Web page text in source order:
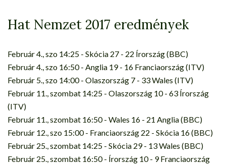
Hat Nemzet 2017 eredmények
Február 4., szo 14:25 - Skócia 27 - 22 Írország (BBC)
Február 4., szo 16:50 - Anglia 19 - 16 Franciaország (ITV)
Február 5., szo 14:00 - Olaszország 7 - 33 Wales (ITV)
Február 11., szombat 14:25 - Olaszország 10 - 63 Írország
(ITV)
Február 11., szombat 16:50 - Wales 16 - 21 Anglia (BBC)
Február 12., szo 15:00 - Franciaország 22 - Skócia 16 (BBC)
Február 25., szombat 14:25 - Skócia 29 - 13 Wales (BBC)
Február 25., szombat 16:50 - Írország 10 - 9 Franciaország